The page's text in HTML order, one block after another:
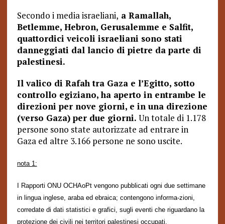
Secondo i media israeliani, a Ramallah,
Betlemme, Hebron, Gerusalemme e Salfit,
quattordici veicoli israeliani sono stati
danneggiati dal lancio di pietre da parte di
palestinesi.
Il valico di Rafah tra Gaza e l’Egitto, sotto
controllo egiziano, ha aperto in entrambe le
direzioni per nove giorni, e in una direzione
(verso Gaza) per due giorni. Un totale di 1.178
persone sono state autorizzate ad entrare in
Gaza ed altre 3.166 persone ne sono uscite.
nota 1:
I Rapporti ONU OCHAoPt vengono pubblicati ogni due settimane
in lingua inglese, araba ed ebraica; contengono informa-zioni,
corredate di dati statistici e grafici, sugli eventi che riguardano la
protezione dei civili nei territori palestinesi occupati.